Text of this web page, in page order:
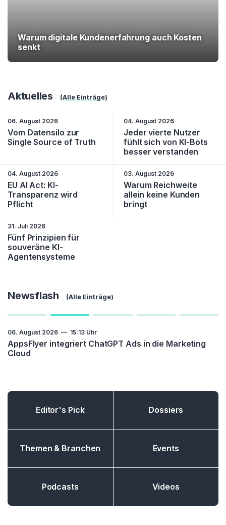
Warum digitale Kundenerfahrung auch Kosten
senkt
Aktuelles (Alle Einträge)
06. August 2026
Vom Datensilo zur
Single Source of Truth
04. August 2026
Jeder vierte Nutzer
fühlt sich von KI-Bots
besser verstanden
04. August 2026
EU AI Act: KI-
Transparenz wird
Pflicht
03. August 2026
Warum Reichweite
allein keine Kunden
bringt
31. Juli 2026
Fünf Prinzipien für
souveräne KI-
Agentensysteme
Newsflash (Alle Einträge)
07. August 2026 — 07:56 Uhr
06. August 2026 — 15:13 Uhr
AppsFlyer integriert ChatGPT Ads in die Marketing
Cloud
06. August 2026 — 10:15 Uhr
06. August 2026 — 08:38 Uhr
05. August 2026 — 11:12 Uhr
Editor's Pick Dossiers
Themen & Branchen Events
Podcasts Videos